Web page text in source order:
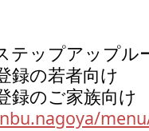
ップアップル
録の若者向け
録のご家族向け